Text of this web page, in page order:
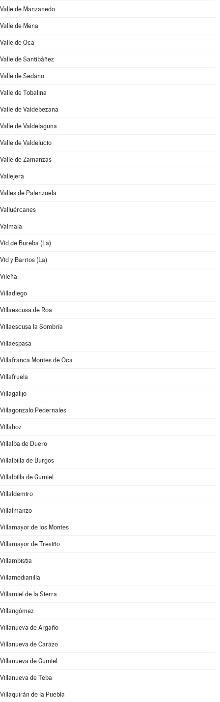
Valle de Manzanedo
Valle de Mena
Valle de Oca
Valle de Santibáñez
Valle de Sedano
Valle de Tobalina
Valle de Valdebezana
Valle de Valdelaguna
Valle de Valdelucio
Valle de Zamanzas
Vallejera
Valles de Palenzuela
Valluércanes
Valmala
Vid de Bureba (La)
Vid y Barrios (La)
Vileña
Villadiego
Villaescusa de Roa
Villaescusa la Sombría
Villaespasa
Villafranca Montes de Oca
Villafruela
Villagalijo
Villagonzalo Pedernales
Villahoz
Villalba de Duero
Villalbilla de Burgos
Villalbilla de Gumiel
Villaldemiro
Villalmanzo
Villamayor de los Montes
Villamayor de Treviño
Villambistia
Villamedianilla
Villamiel de la Sierra
Villangómez
Villanueva de Argaño
Villanueva de Carazo
Villanueva de Gumiel
Villanueva de Teba
Villaquirán de la Puebla